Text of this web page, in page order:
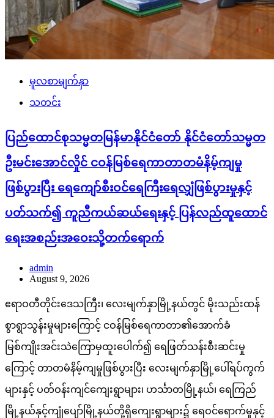
မူလစာမျက်နှာ
သတင်း
ပြည်ထောင်စုသမ္မတမြန်မာနိုင်ငံတော် နိုင်ငံတော်သမ္မတ
ဦးမင်းအောင်လှိုင် ငဝန်မြစ်ရေကာတာတမံနိမ့်ကျမှု
ဖြစ်ပွားပြီး ရေကျော်စီးဝင်ရေကြီးရေလျှံဖြစ်ပွားမှုနှင့်
ပတ်သက်၍ ကူညီကယ်ဆယ်ရေးနှင့် ပြန်လည်ထူထောင်
ရေးအစည်းအဝေးသို့တက်ရောက်
admin
August 9, 2026
ဧရာဝတီတိုင်းဒေသကြီး၊ လေးမျက်နှာမြို့နယ်တွင် မိုးသည်းထန်
စွာရွာသွန်းမှုများကြောင့် ငဝန်မြစ်ရေကာတာ၏အောက်ခံ
မြစ်ကျိုးအင်းသဲကြောမှထူးပေါက်၍ ရေဖြတ်သန်းစီးဆင်းမှု
ကြောင့် တာတမံနိမ့်ကျမှုဖြစ်ပွားပြီး လေးမျက်နှာမြို့ပေါ်ရပ်ကွက်
များနှင့် ပတ်ဝန်းကျင်ကျေးရွာများ၊ ဟင်္သာတမြို့နယ်၊ ရေကြည်
မြို့နယ်နှင့်ကျုံပျော်မြို့နယ်တို့ရှိကျေးရွာများ၌ ရေဝင်ရောက်မှုနှင့်